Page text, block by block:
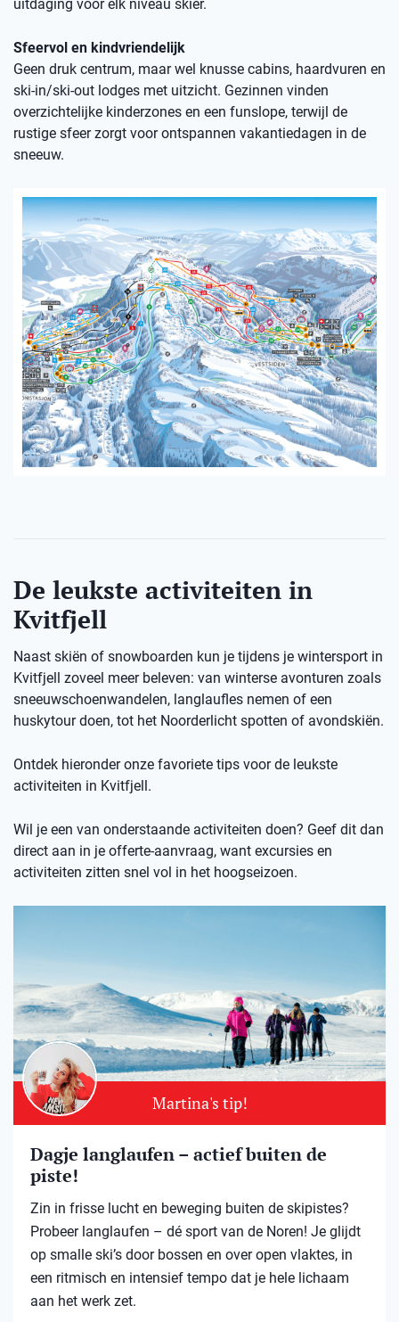
uitdaging voor elk niveau skiër.
Sfeervol en kindvriendelijk
Geen druk centrum, maar wel knusse cabins, haardvuren en
ski-in/ski-out lodges met uitzicht. Gezinnen vinden
overzichtelijke kinderzones en een funslope, terwijl de
rustige sfeer zorgt voor ontspannen vakantiedagen in de
sneeuw.
De leukste activiteiten in
Kvitfjell
Naast skiën of snowboarden kun je tijdens je wintersport in
Kvitfjell zoveel meer beleven: van winterse avonturen zoals
sneeuwschoenwandelen, langlaufles nemen of een
huskytour doen, tot het Noorderlicht spotten of avondskiën.
Ontdek hieronder onze favoriete tips voor de leukste
activiteiten in Kvitfjell.
Wil je een van onderstaande activiteiten doen? Geef dit dan
direct aan in je offerte-aanvraag, want excursies en
activiteiten zitten snel vol in het hoogseizoen.
Martina's tip!
Dagje langlaufen – actief buiten de
piste!
Zin in frisse lucht en beweging buiten de skipistes?
Probeer langlaufen – dé sport van de Noren! Je glijdt
op smalle ski’s door bossen en over open vlaktes, in
een ritmisch en intensief tempo dat je hele lichaam
aan het werk zet.